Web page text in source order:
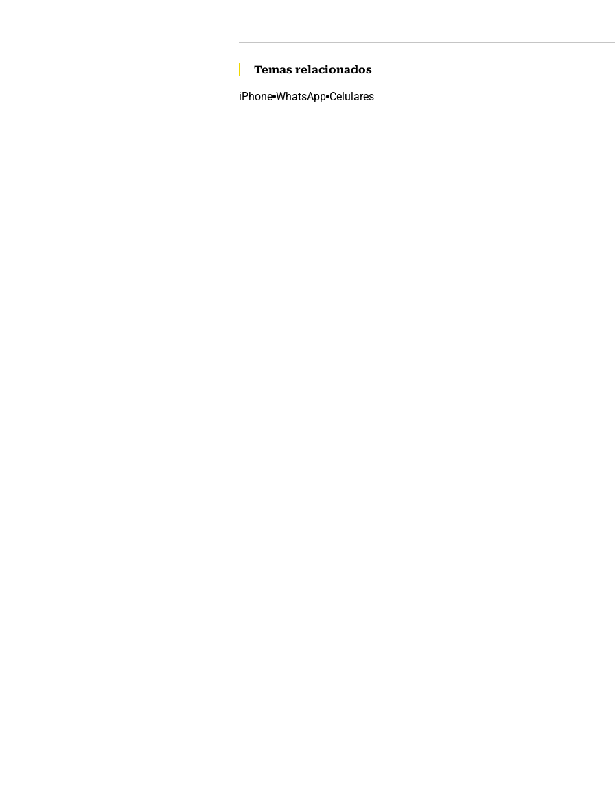
Temas relacionados
iPhone WhatsApp Celulares